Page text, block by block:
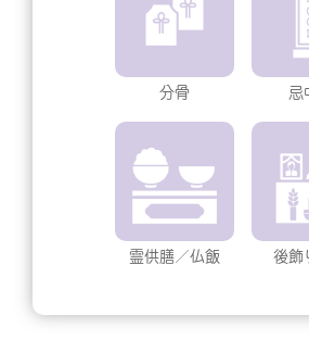
分骨 忌
霊供膳／仏飯 後飾